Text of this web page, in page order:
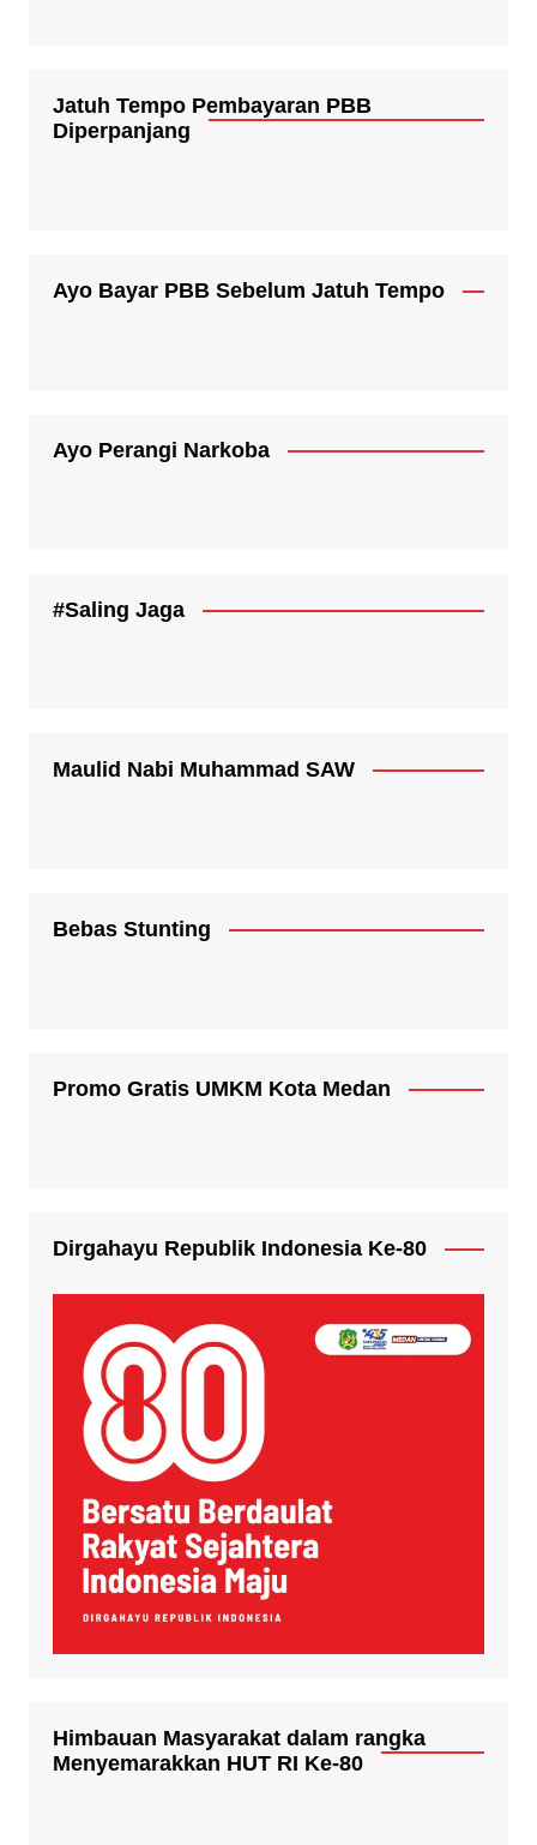
Jatuh Tempo Pembayaran PBB
Diperpanjang
Ayo Bayar PBB Sebelum Jatuh Tempo
Ayo Perangi Narkoba
#Saling Jaga
Maulid Nabi Muhammad SAW
Bebas Stunting
Promo Gratis UMKM Kota Medan
Dirgahayu Republik Indonesia Ke-80
Himbauan Masyarakat dalam rangka
Menyemarakkan HUT RI Ke-80